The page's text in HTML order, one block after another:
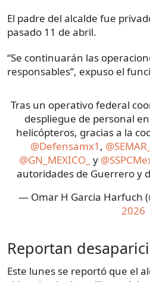
El padre del alcalde fue
pasado 11 de abril.
“Se continuarán las
responsables”, expuso el
Tras un operativo federal
despliegue de personal
helicópteros, gracias a la
@Defensamx1 ,
@GN_MEXICO_ y
autoridades de Guerrero y
— Omar H Garcia Harfuch
2026
Reportan
Este lunes se reportó que el